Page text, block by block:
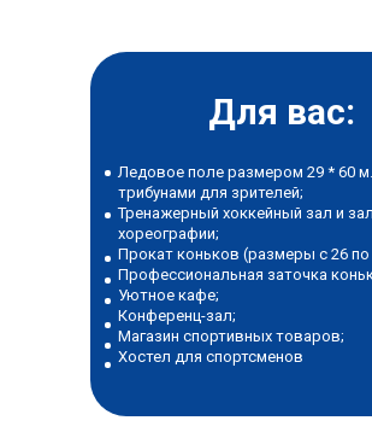
Для вас:
Ледовое поле размером 29 * 60
трибунами для зрителей;
Тренажерный хоккейный зал и зал
хореографии;
Прокат коньков (размеры с 26 по
Профессиональная заточка
Уютное кафе;
Конференц-зал;
Магазин спортивных товаров;
Хостел для спортсменов